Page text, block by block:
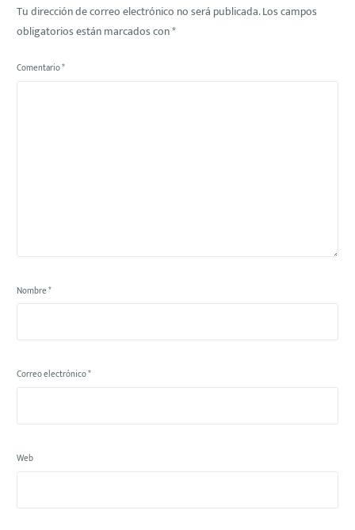
Tu dirección de correo electrónico no será publicada.Los campos
obligatorios están marcados con*
Comentario*
Nombre*
Correo electrónico*
Web